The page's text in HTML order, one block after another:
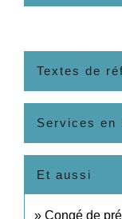
Textes de
Services en
Et aussi
Congé de